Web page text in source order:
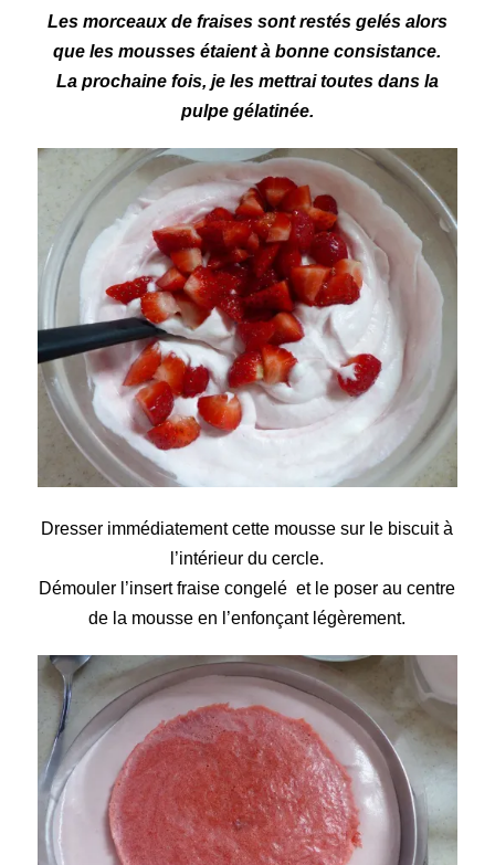
Les morceaux de fraises sont restés gelés alors
que les mousses étaient à bonne consistance.
La prochaine fois, je les mettrai toutes dans la
pulpe gélatinée.
Dresser immédiatement cette mousse sur le biscuit à
l’intérieur du cercle.
Démouler l’insert fraise congelé et le poser au centre
de la mousse en l’enfonçant légèrement.